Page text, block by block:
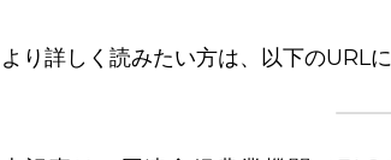
より詳しく読みたい方は、以下のURL